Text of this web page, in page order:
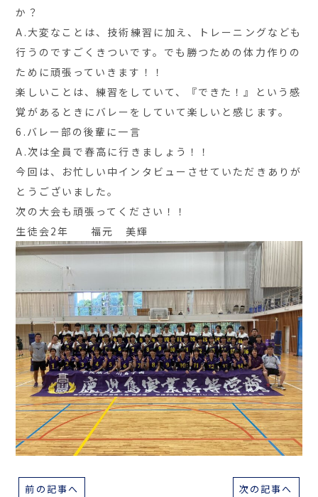
か？
A.大変なことは、技術練習に加え、トレーニングなども
行うのですごくきついです。でも勝つための体力作りの
ために頑張っていきます！！
楽しいことは、練習をしていて、『できた！』という感
覚があるときにバレーをしていて楽しいと感じます。
6.バレー部の後輩に一言
A.次は全員で春高に行きましょう！！
今回は、お忙しい中インタビューさせていただきありが
とうございました。
次の大会も頑張ってください！！
生徒会2年 福元 美輝
前の記事へ 次の記事へ